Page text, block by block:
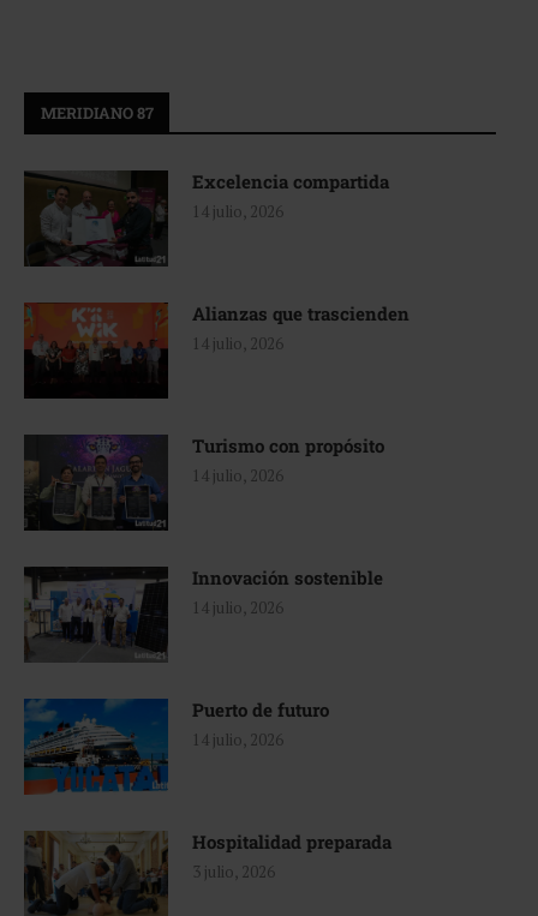
MERIDIANO 87
Excelencia compartida
14 julio, 2026
Alianzas que trascienden
14 julio, 2026
Turismo con propósito
14 julio, 2026
Innovación sostenible
14 julio, 2026
Puerto de futuro
14 julio, 2026
Hospitalidad preparada
3 julio, 2026